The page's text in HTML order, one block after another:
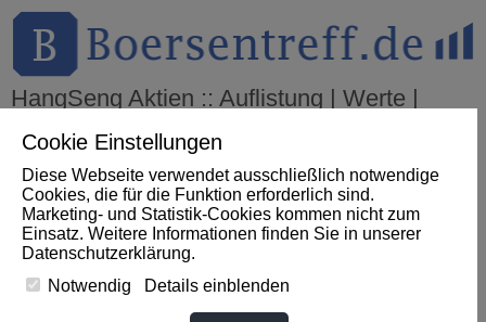
Cookie Einstellungen
Diese Webseite verwendet ausschließlich notwendige
Cookies, die für die Funktion erforderlich sind.
Marketing- und Statistik-Cookies kommen nicht zum
Einsatz. Weitere Informationen finden Sie in unserer
Datenschutzerklärung.
Notwendig
Details einblenden
HangSeng Aktien :: Auflistung | Werte |
THEMEN HOT-STOCKS LOGIN
Impact News +++ ROUNDUP: PNE bestätigt möglichen
Komplettverkauf - Preisvorstellung unter Kurs (DPA-AFX)
+++ PNE Aktie -3,28%